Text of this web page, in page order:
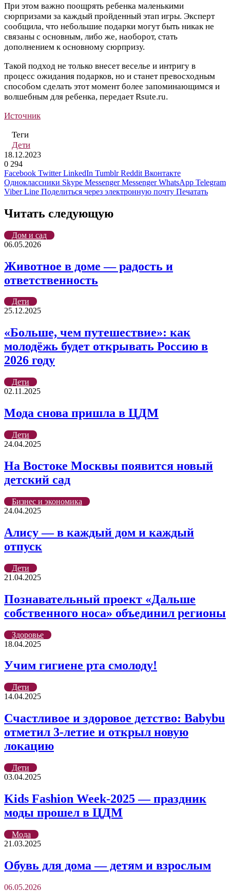
При этом важно поощрять ребенка маленькими
сюрпризами за каждый пройденный этап игры. Эксперт
сообщила, что небольшие подарки могут быть никак не
связаны с основным, либо же, наоборот, стать
дополнением к основному сюрпризу.
Такой подход не только внесет веселье и интригу в
процесс ожидания подарков, но и станет превосходным
способом сделать этот момент более запоминающимся и
волшебным для ребенка, передает Rsute.ru.
Источник
Теги
Дети
18.12.2023
0 294
Facebook Twitter LinkedIn Tumblr Reddit Вконтакте
Одноклассники Skype Messenger Messenger WhatsApp Telegram
Viber Line Поделиться через электронную почту Печатать
Читать следующую
Дом и сад
06.05.2026
Животное в доме — радость и
ответственность
Дети
25.12.2025
«Больше, чем путешествие»: как
молодёжь будет открывать Россию в
2026 году
Дети
02.11.2025
Мода снова пришла в ЦДМ
Дети
24.04.2025
На Востоке Москвы появится новый
детский сад
Бизнес и экономика
24.04.2025
Алису — в каждый дом и каждый
отпуск
Дети
21.04.2025
Познавательный проект «Дальше
собственного носа» объединил регионы
Здоровье
18.04.2025
Учим гигиене рта смолоду!
Дети
14.04.2025
Счастливое и здоровое детство: Babybu
отметил 3-летие и открыл новую
локацию
Дети
03.04.2025
Kids Fashion Week-2025 — праздник
моды прошел в ЦДМ
Мода
21.03.2025
Обувь для дома — детям и взрослым
06.05.2026